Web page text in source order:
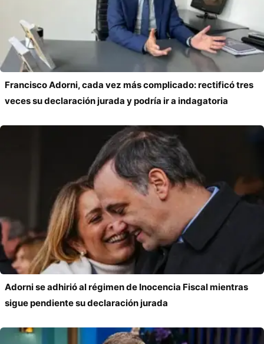
Francisco Adorni, cada vez más complicado: rectificó tres
veces su declaración jurada y podría ir a indagatoria
Adorni se adhirió al régimen de Inocencia Fiscal mientras
sigue pendiente su declaración jurada